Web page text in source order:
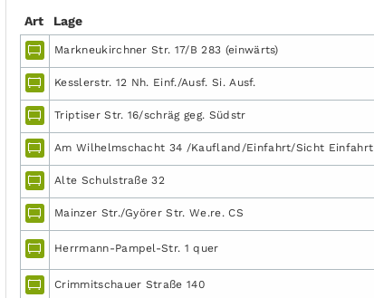
Art Lage
Markneukirchner Str. 17/B 283 (einwärts)
Kesslerstr. 12 Nh. Einf./Ausf. Si. Ausf.
Triptiser Str. 16/schräg geg. Südstr
Am Wilhelmschacht 34 /Kaufland/Einfahrt/Sicht Einfahrt
Alte Schulstraße 32
Mainzer Str./Györer Str. We.re. CS
Herrmann-Pampel-Str. 1 quer
Crimmitschauer Straße 140